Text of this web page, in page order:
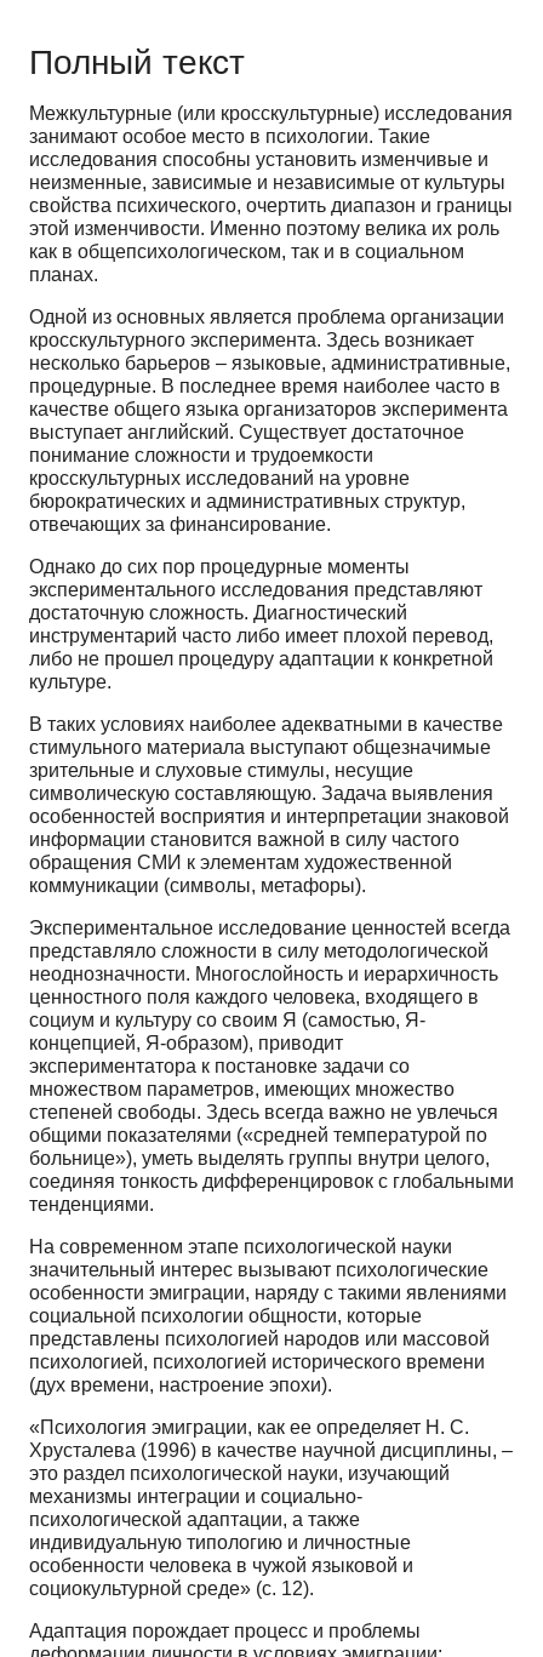
Полный текст
Межкультурные (или кросскультурные) исследования
занимают особое место в психологии. Такие
исследования способны установить изменчивые и
неизменные, зависимые и независимые от культуры
свойства психического, очертить диапазон и границы
этой изменчивости. Именно поэтому велика их роль
как в общепсихологическом, так и в социальном
планах.
Одной из основных является проблема организации
кросскультурного эксперимента. Здесь возникает
несколько барьеров – языковые, административные,
процедурные. В последнее время наиболее часто в
качестве общего языка организаторов эксперимента
выступает английский. Существует достаточное
понимание сложности и трудоемкости
кросскультурных исследований на уровне
бюрократических и административных структур,
отвечающих за финансирование.
Однако до сих пор процедурные моменты
экспериментального исследования представляют
достаточную сложность. Диагностический
инструментарий часто либо имеет плохой перевод,
либо не прошел процедуру адаптации к конкретной
культуре.
В таких условиях наиболее адекватными в качестве
стимульного материала выступают общезначимые
зрительные и слуховые стимулы, несущие
символическую составляющую. Задача выявления
особенностей восприятия и интерпретации знаковой
информации становится важной в силу частого
обращения СМИ к элементам художественной
коммуникации (символы, метафоры).
Экспериментальное исследование ценностей всегда
представляло сложности в силу методологической
неоднозначности. Многослойность и иерархичность
ценностного поля каждого человека, входящего в
социум и культуру со своим Я (самостью, Я-
концепцией, Я-образом), приводит
экспериментатора к постановке задачи со
множеством параметров, имеющих множество
степеней свободы. Здесь вcегдa важно не увлечься
oбщими показателями («средней температурой по
больнице»), уметь выделять группы внутри целого,
соединяя тонкость дифференцировок с глoбальными
тенденциями.
На современном этапе психологической науки
значительный интерес вызывают психологические
особенности эмиграции, наряду с такими явлениями
социальной психологии общности, которые
представлены психологией народов или массовой
психологией, психологией исторического времени
(дух времени, настроение эпохи).
«Психология эмиграции, как ее определяет Н. С.
Хрусталева (1996) в качестве научной дисциплины, –
это раздел психологической науки, изучающий
механизмы интеграции и социально-
психологической адаптации, а также
индивидуальную типологию и личностные
особенности человека в чужой языковой и
социокультурной среде» (с. 12).
Адаптация порождает процесс и проблемы